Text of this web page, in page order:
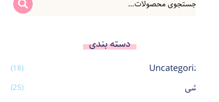
دسته بندی
Uncategorized
(18)
آرایشی (25)